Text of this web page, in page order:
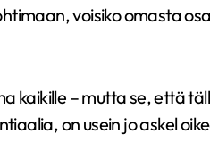
voisiko omasta
kaikille – mutta se, että
on usein jo askel